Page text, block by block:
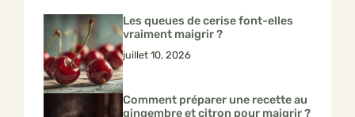
Les queues de cerise font-elles
vraiment maigrir ?
juillet 10, 2026
Comment préparer une recette au
gingembre et citron pour maigrir ?